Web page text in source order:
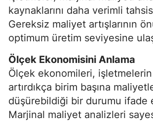
kaynaklarını daha verimli
Gereksiz maliyet artışlarının
optimum üretim seviyesine
Ölçek Ekonomisini Anlama
Ölçek ekonomileri,
artırdıkça birim başına
düşürebildiği bir durumu ifade
Marjinal maliyet analizleri